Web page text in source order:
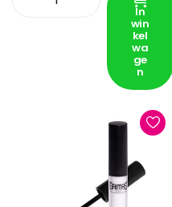
In
win
kel
wa
ge
n